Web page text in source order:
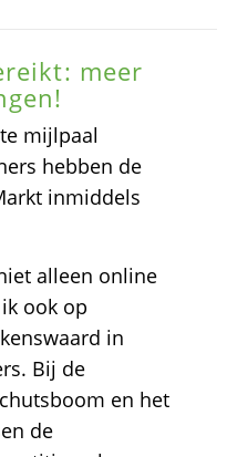
meer
mijlpaal
hebben de
inmiddels
alleen online
ook op
in
Bij de
en het
de